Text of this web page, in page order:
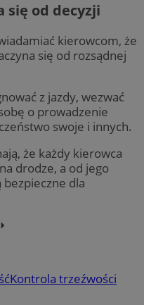
się od decyzji
kierowcom, że
się od rozsądnej
z jazdy, wezwać
o prowadzenie
swoje i innych.
że każdy kierowca
drodze, a od jego
dla
⏵︎
Kontrola trzeźwości